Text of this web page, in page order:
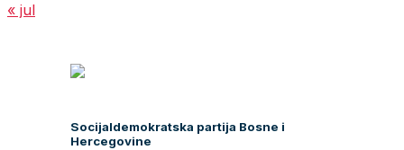
« jul
Socijaldemokratska partija Bosne i
Hercegovine